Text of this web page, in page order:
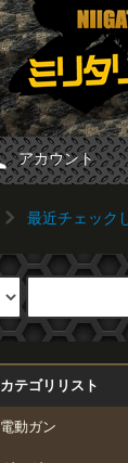
アカウント
最近チェック
カテゴリリスト
電動ガン